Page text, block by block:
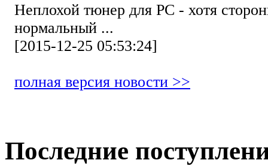
Неплохой тюнер для РС - хотя
нормальный ...
[2015-12-25 05:53:24]
полная версия новости >>
Последние